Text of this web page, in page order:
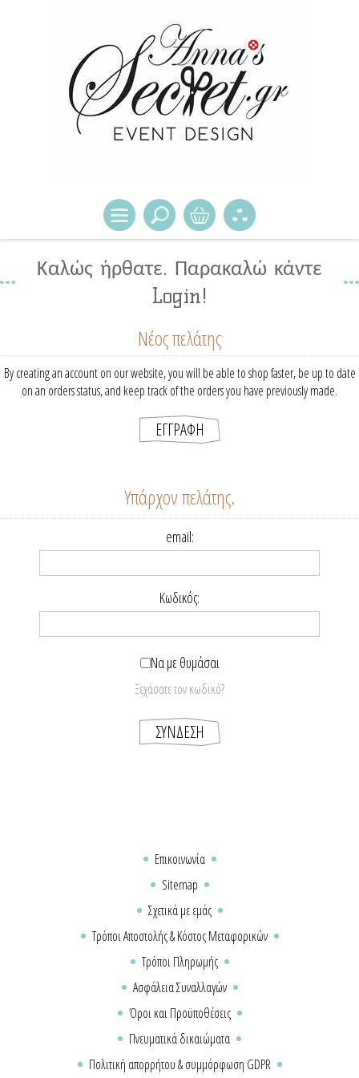
Καλώς ήρθατε. Παρακαλώ κάντε
Login!
Νέος πελάτης
By creating an account on our website, you will be able to shop faster, be up to date
on an orders status, and keep track of the orders you have previously made.
Υπάρχον πελάτης.
email:
Κωδικός:
Να με θυμάσαι
Ξεχάσατε τον κωδικό?
Επικοινωνία
Sitemap
Σχετικά με εμάς
Τρόποι Αποστολής & Κόστος Μεταφορικών
Τρόποι Πληρωμής
Ασφάλεια Συναλλαγών
Όροι και Προϋποθέσεις
Πνευματικά δικαιώματα
Πολιτική απορρήτου & συμμόρφωση GDPR